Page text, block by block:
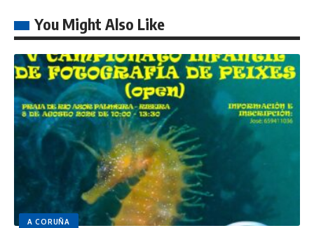
You Might Also Like
A CORUÑA